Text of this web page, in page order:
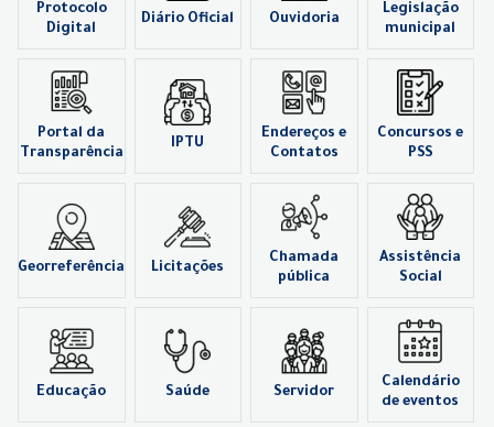
Protocolo
Digital
Diário Oficial Ouvidoria
Legislação
municipal
Portal da
Transparência
IPTU
Endereços e
Contatos
Concursos e
PSS
Georreferência Licitações
Chamada
pública
Assistência
Social
Educação Saúde Servidor
Calendário
de eventos